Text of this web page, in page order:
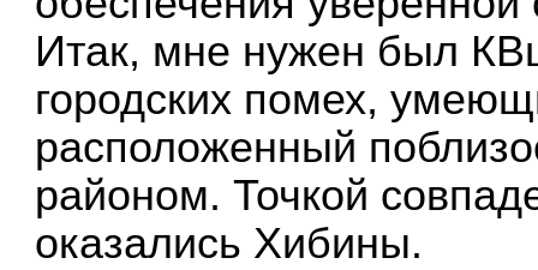
Итак, мне нужен был
городских помех,
расположенный
районом. Точкой
оказались Хибины.